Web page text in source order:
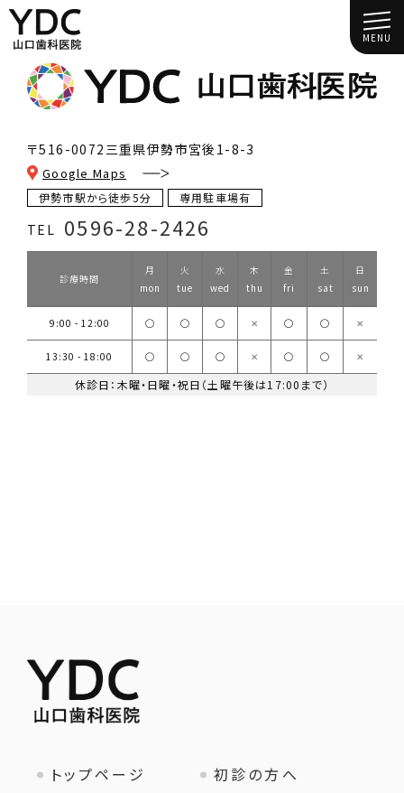
MENU
〒516-0072 三重県伊勢市宮後1-8-3
Google Maps
伊勢市駅から徒歩5分 専用駐車場有
TEL 0596-28-2426
診療時間
月
mon
火
tue
水
wed
木
thu
金
fri
土
sat
日
sun
9:00 - 12:00 ◯ ◯ ◯ ✕ ◯ ◯ ✕
13:30 - 18:00 ◯ ◯ ◯ ✕ ◯ ◯ ✕
休診日：木曜・日曜・祝日（土曜午後は17:00まで）
トップページ 初診の方へ